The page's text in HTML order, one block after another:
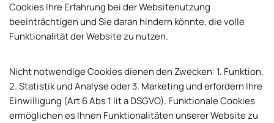
Cookies Ihre Erfahrung bei der Websitenutzung
beeinträchtigen und Sie daran hindern könnte, die volle
Funktionalität der Website zu nutzen.
Nicht notwendige Cookies dienen den Zwecken: 1. Funktion,
2. Statistik und Analyse oder 3. Marketing und erfordern Ihre
Einwilligung (Art 6 Abs 1 lit a DSGVO). Funktionale Cookies
ermöglichen es Ihnen Funktionalitäten unserer Website zu